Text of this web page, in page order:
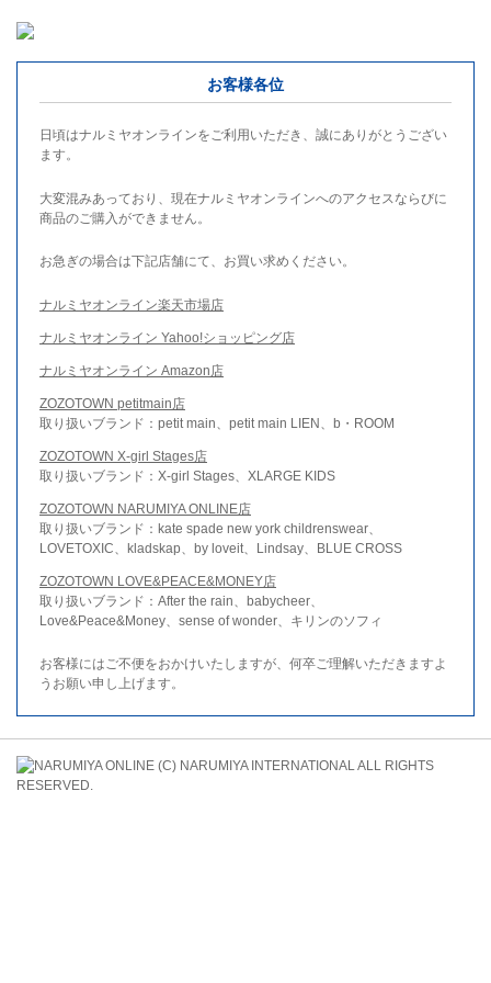
お客様各位
日頃はナルミヤオンラインをご利用いただき、誠にありがとうござい
ます。
大変混みあっており、現在ナルミヤオンラインへのアクセスならびに
商品のご購入ができません。
お急ぎの場合は下記店舗にて、お買い求めください。
ナルミヤオンライン楽天市場店
ナルミヤオンライン Yahoo!ショッピング店
ナルミヤオンライン Amazon店
ZOZOTOWN petitmain店
取り扱いブランド：petit main、petit main LIEN、b・ROOM
ZOZOTOWN X-girl Stages店
取り扱いブランド：X-girl Stages、XLARGE KIDS
ZOZOTOWN NARUMIYA ONLINE店
取り扱いブランド：kate spade new york childrenswear、
LOVETOXIC、kladskap、by loveit、Lindsay、BLUE CROSS
ZOZOTOWN LOVE&PEACE&MONEY店
取り扱いブランド：After the rain、babycheer、
Love&Peace&Money、sense of wonder、キリンのソフィ
お客様にはご不便をおかけいたしますが、何卒ご理解いただきますよ
うお願い申し上げます。